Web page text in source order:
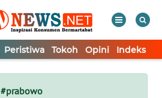
Peristiwa Tokoh Opini Indeks
#prabowo